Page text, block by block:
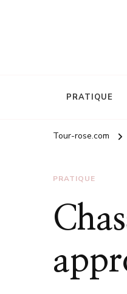
PRATIQUE
Tour-rose.com
PRATIQUE